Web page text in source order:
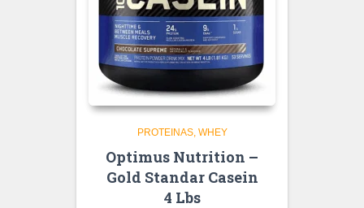
PROTEINAS WHEY
Optimus Nutrition –
Gold Standar Casein
4 Lbs